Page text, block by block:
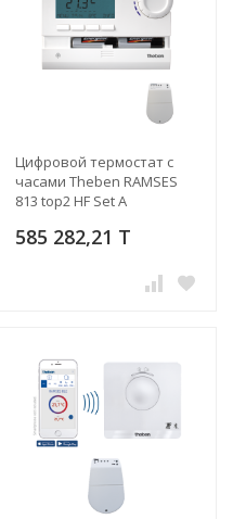
Цифровой термостат с
часами Theben RAMSES
813 top2 HF Set A
585 282,21 T